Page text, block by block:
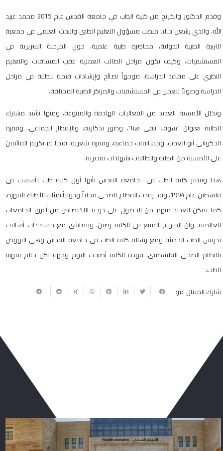
وقدم الدكتور والخريج من كلية الطب في جامعة القدس عام 2015 محمد عبيد
الله، والذي يشغل حاليا منصب مسؤول التعليم الطبي والبحث العلمي في جمعية
التربية الطبية الدولية، محاضرة طبية علمية، حول المرحلة السريرية في
المستشفيات، وكيف تكون مراحل الطالب العملية عقب المساقات والتعليم
النظري على مقاعد الدراسة، موجهاً نصائح وإرشادات قيمة للطلبة في مراحل
الدراسة وصولاً للعمل في المستشفيات والمراكز الطبية المختلفة.
وتخلل الأمسية العديد من الفعاليات الهادفة والمتنوعة، ومنها نشيد مشترك
للطلبة بعنوان "سوف نبقى هنا"، وصور تذكارية، والإفطار الجماعي، وفقرة
الحكواتي أبو العجب، ومسابقات جماعية، وفقرة شعرية، فيما تم تكريم القائمين
على الأمسية من الطلبة والطالبات بشهادات تقديرية.
هذا وتتميز كلية الطب في جامعة القدس بأنها أول كلية طب تأسست في
فلسطين عام 1994، وقد رفدت القطاع الصحي محلياً ودولياً بمئات الأطباء المهرة،
كما تمكن العديد منهم من الحصول على درجة الاختصاص من أعرق الجامعات
العالمية، وأن المنهاج المتبع في الكلية رصين، ويتماشى مع مستجدات أساليب
تدريس الطب الحديثة ومع رسالة كلية الطب في جامعة القدس وهي النهوض
بالنظام الصحي الفلسطيني، فهذه الكلية أصبحت اليوم وجهة لكل حالم بمهنة
الطب.
شارك المقال عبر: